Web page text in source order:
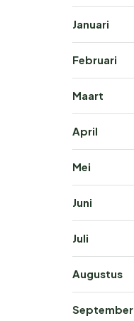
Januari
Februari
Maart
April
Mei
Juni
Juli
Augustus
September